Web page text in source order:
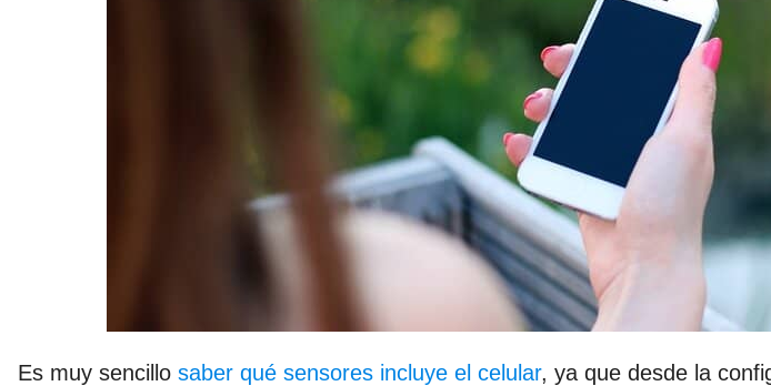
Es muy sencillo saber qué sensores incluye el celular, ya que desde la